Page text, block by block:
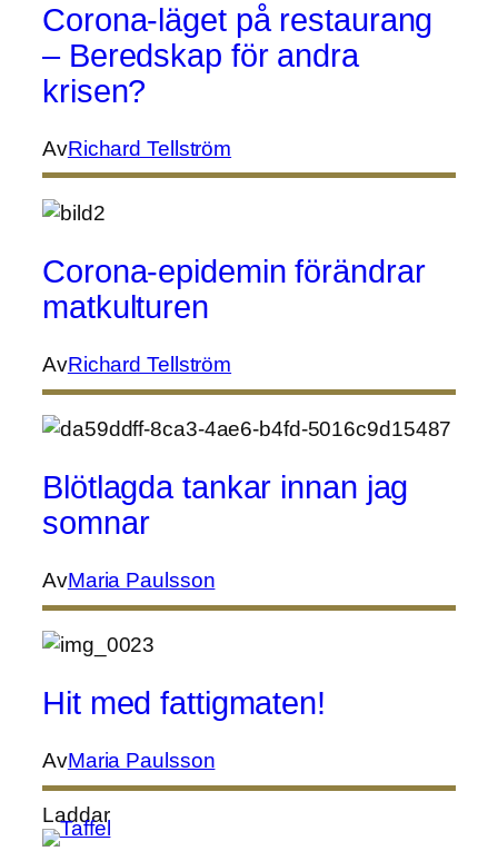
Corona-läget på restaurang
– Beredskap för andra
krisen?
AvRichard Tellström
Corona-epidemin förändrar
matkulturen
AvRichard Tellström
Blötlagda tankar innan jag
somnar
AvMaria Paulsson
Hit med fattigmaten!
AvMaria Paulsson
Laddar